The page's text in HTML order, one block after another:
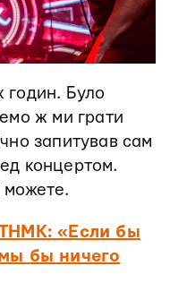
годин. Було
ж ми грати
запитував сам
концертом.
можете.
«Если бы
бы ничего